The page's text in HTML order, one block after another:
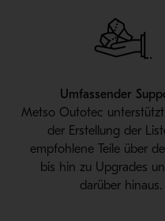
Umfassender
Metso Outotec
der Erstellung der
empfohlene Teile über
bis hin zu Upgrades
darüber hinaus.